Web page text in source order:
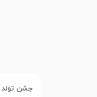
جشن تولد